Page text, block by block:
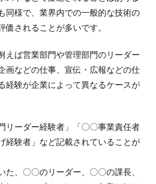
同様で、業界内での一般的な技術の
されることが多いです。
えば営業部門や管理部門のリーダー
画などの仕事、宣伝・広報などの仕
経験が企業によって異なるケースが
ーダー経験者」「〇〇事業責任者
経験者」など記載されていることが
た、〇〇のリーダー、〇〇の課長、